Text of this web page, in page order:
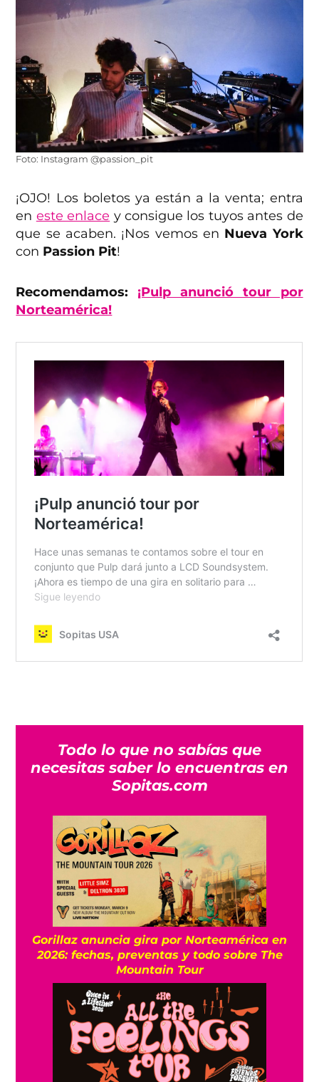
Foto: Instagram @passion_pit
¡OJO! Los boletos ya están a la venta; entra
en este enlace y consigue los tuyos antes de
que se acaben. ¡Nos vemos en Nueva York
con Passion Pit!
Recomendamos: ¡Pulp anunció tour por
Norteamérica!
Todo lo que no sabías que
necesitas saber lo encuentras en
Sopitas.com
Gorillaz anuncia gira por Norteamérica en
2026: fechas, preventas y todo sobre The
Mountain Tour